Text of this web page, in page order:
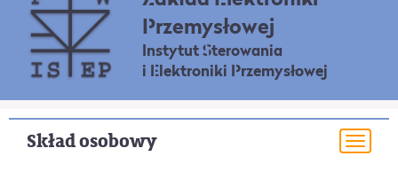
Przemysłowej
Instytut Sterowania
i Elektroniki Przemysłowej
Skład osobowy